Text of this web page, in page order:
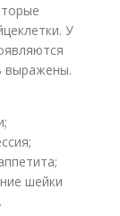
У
выражены.
шейки